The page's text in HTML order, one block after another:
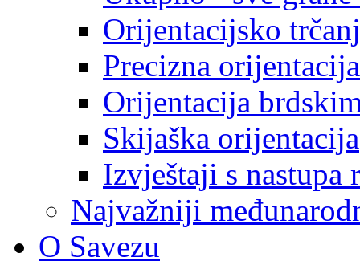
Orijentacijsko
Precizna orijentacija
Orijentacija
Skijaška orijentacija
Izvještaji s nastupa
Najvažniji
O Savezu